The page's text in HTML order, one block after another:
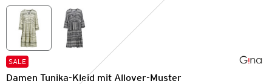
SALE
Damen Tunika-Kleid mit Allover-Muster